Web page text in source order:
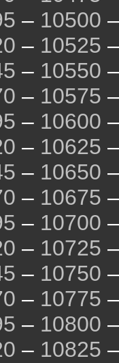
– 10500
– 10525
– 10550
– 10575
– 10600
– 10625
– 10650
– 10675
– 10700
– 10725
– 10750
– 10775
– 10800
– 10825